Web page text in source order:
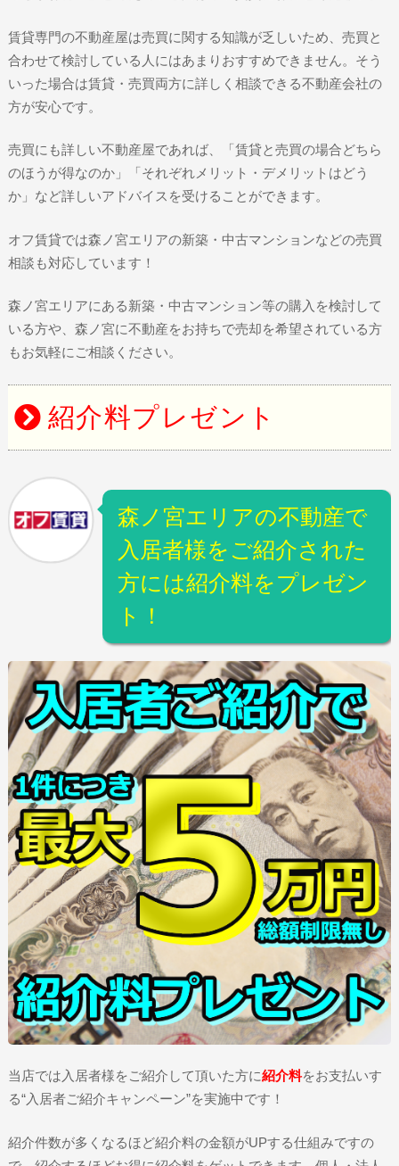
賃貸専門の不動産屋は売買に関する知識が乏しいため、売買と
合わせて検討している人にはあまりおすすめできません。そう
いった場合は賃貸・売買両方に詳しく相談できる不動産会社の
方が安心です。
売買にも詳しい不動産屋であれば、「賃貸と売買の場合どちら
のほうが得なのか」「それぞれメリット・デメリットはどう
か」など詳しいアドバイスを受けることができます。
オフ賃貸では森ノ宮エリアの新築・中古マンションなどの売買
相談も対応しています！
森ノ宮エリアにある新築・中古マンション等の購入を検討して
いる方や、森ノ宮に不動産をお持ちで売却を希望されている方
もお気軽にご相談ください。
紹介料プレゼント
森ノ宮エリアの不動産で
入居者様をご紹介された
方には紹介料をプレゼン
ト！
当店では入居者様をご紹介して頂いた方に紹介料をお支払いす
る“入居者ご紹介キャンペーン”を実施中です！
紹介件数が多くなるほど紹介料の金額がUPする仕組みですの